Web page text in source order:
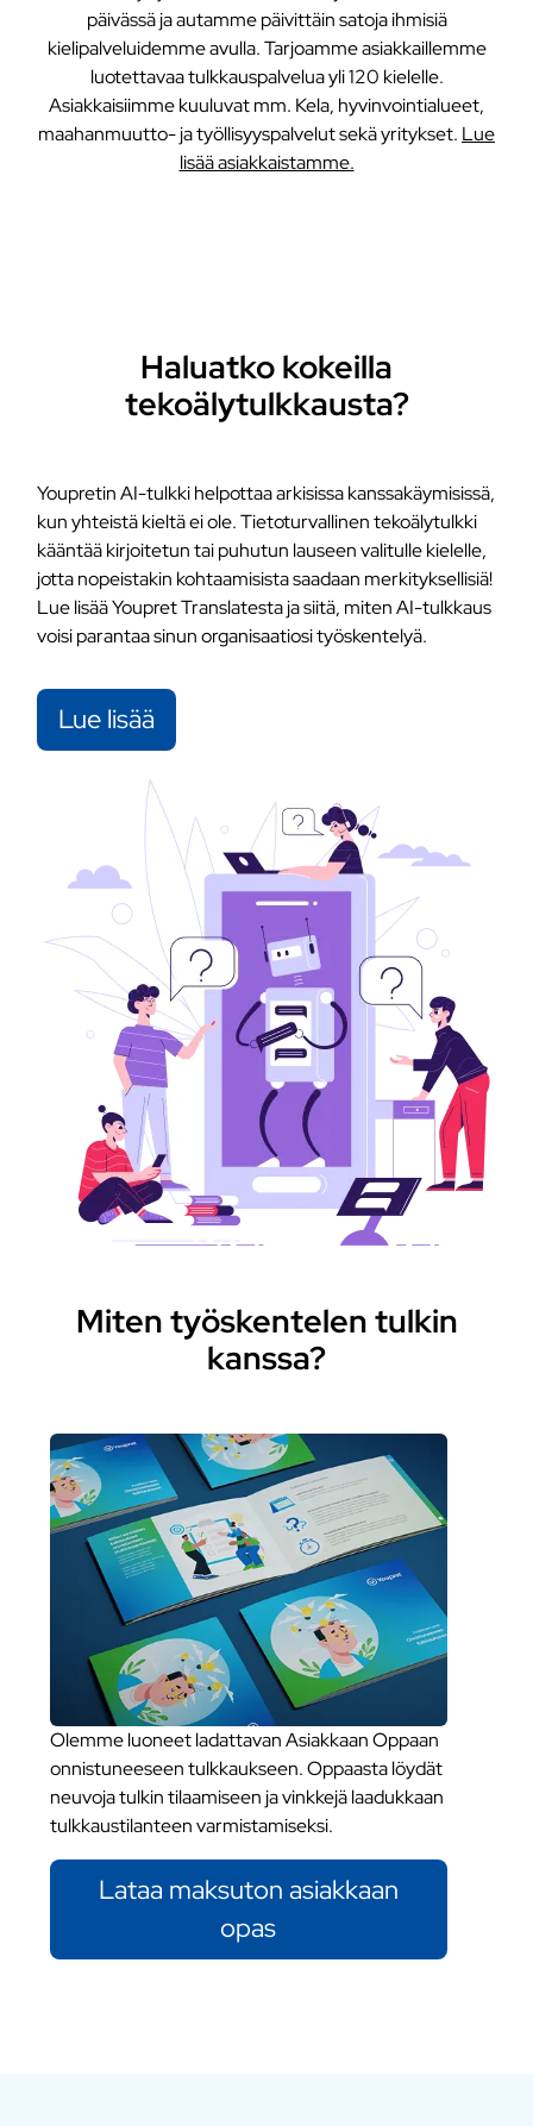
päivässä ja autamme päivittäin satoja ihmisiä
kielipalveluidemme avulla. Tarjoamme asiakkaillemme
luotettavaa tulkkauspalvelua yli 120 kielelle.
Asiakkaisiimme kuuluvat mm. Kela, hyvinvointialueet,
maahanmuutto- ja työllisyyspalvelut sekä yritykset. Lue
lisää asiakkaistamme.
Haluatko kokeilla
tekoälytulkkausta?
Youpretin AI-tulkki helpottaa arkisissa kanssakäymisissä,
kun yhteistä kieltä ei ole. Tietoturvallinen tekoälytulkki
kääntää kirjoitetun tai puhutun lauseen valitulle kielelle,
jotta nopeistakin kohtaamisista saadaan merkityksellisiä!
Lue lisää Youpret Translatesta ja siitä, miten AI-tulkkaus
voisi parantaa sinun organisaatiosi työskentelyä.
Lue lisää
Miten työskentelen tulkin
kanssa?
Olemme luoneet ladattavan Asiakkaan Oppaan
onnistuneeseen tulkkaukseen. Oppaasta löydät
neuvoja tulkin tilaamiseen ja vinkkejä laadukkaan
tulkkaustilanteen varmistamiseksi.
Lataa maksuton asiakkaan
opas